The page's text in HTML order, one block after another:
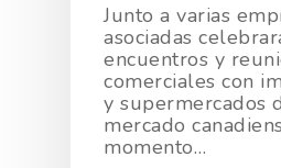
Junto a varias
asociadas
encuentros y
comerciales con
y supermercados
mercado
momento…